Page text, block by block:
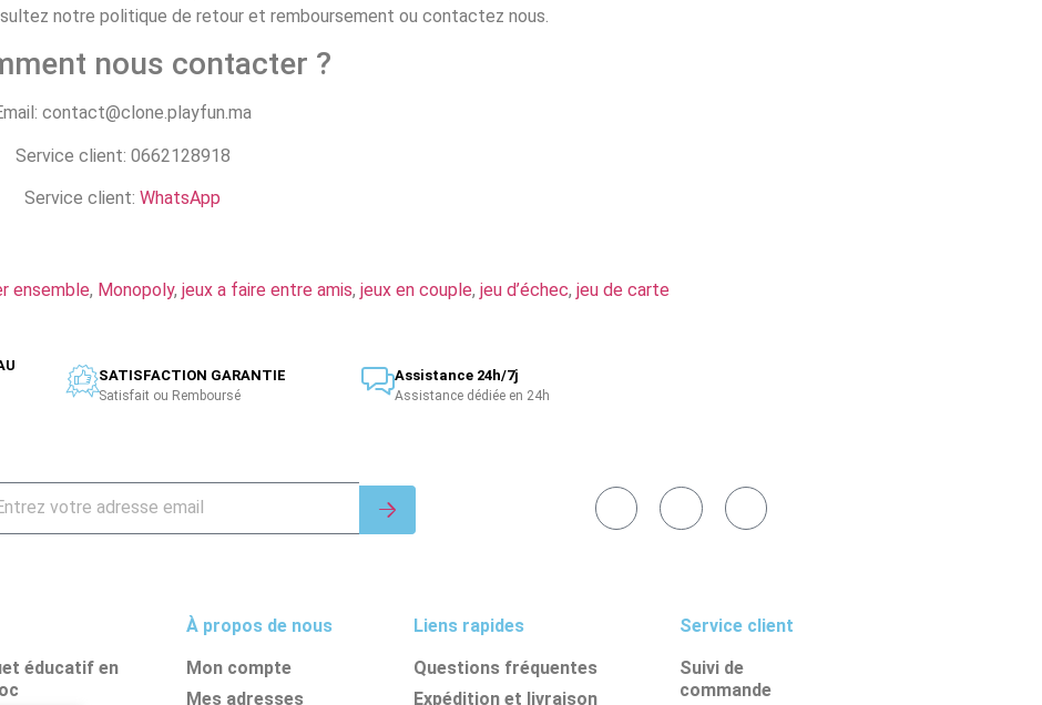
notre politique de retour et remboursement ou contactez nous.
nous contacter ?
contact@clone.playfun.ma
Service client: 0662128918
Service client: WhatsApp
ensemble, Monopoly, jeux a faire entre amis, jeux en couple, jeu d’échec, jeu de carte
SATISFACTION GARANTIE
Satisfait ou Remboursé
Assistance 24h/7j
Assistance dédiée en 24h
éducatif en
À propos de nous
Mon compte
Mes adresses
Liens rapides
Questions fréquentes
Expédition et livraison
Service client
Suivi de
commande